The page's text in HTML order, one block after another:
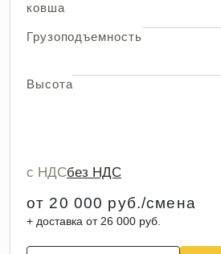
ковша
Грузоподъемность
Высота
с НДСбез НДС
от 20 000 руб./смена
+ доставка от 26 000 руб.